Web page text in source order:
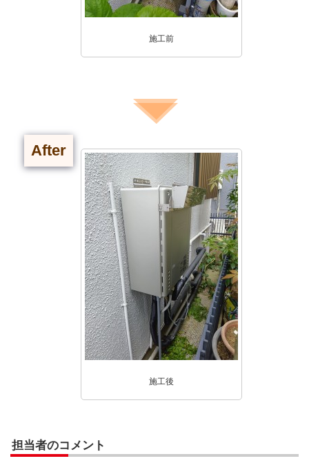
施工前
After
施工後
担当者のコメント